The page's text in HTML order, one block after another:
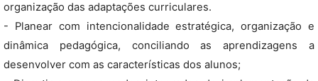
organização das adaptações curriculares.
- Planear com intencionalidade estratégica, organização e
dinâmica pedagógica, conciliando as aprendizagens a
desenvolver com as características dos alunos;